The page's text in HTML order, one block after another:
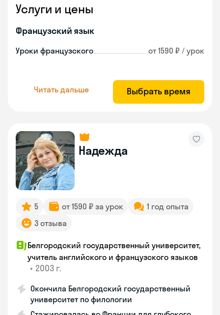
Услуги и цены
Французский язык
Уроки французского от 1590 ₽ / урок
Читать дальше Выбрать время
Надежда
5 от 1590 ₽ за урок
1 год опыта
3 отзыва
Белгородский государственный университет,
учитель английского и французского языков
• 2003 г.
Окончила Белгородский государственный
университет по филологии